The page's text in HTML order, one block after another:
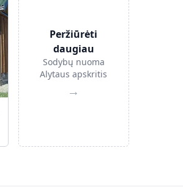
Peržiūrėti
daugiau
Sodybų nuoma
Alytaus apskritis
→